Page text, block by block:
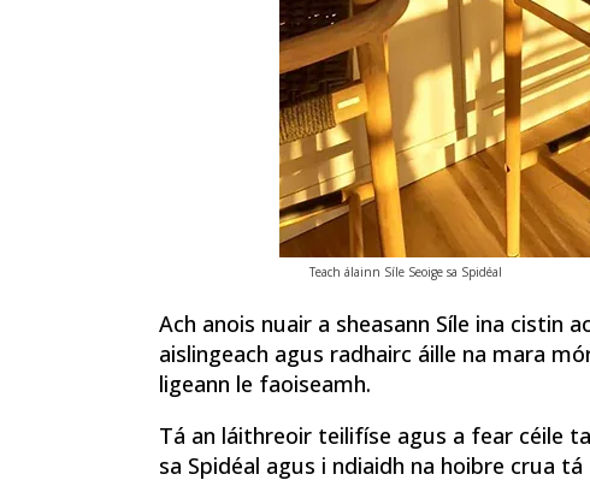
Teach álainn Síle Seoige sa Spidéal
Ach anois nuair a sheasann Síle ina cistin
aislingeach agus radhairc áille na mara
ligeann le faoiseamh.
Tá an láithreoir teilifíse agus a fear céile
sa Spidéal agus i ndiaidh na hoibre crua